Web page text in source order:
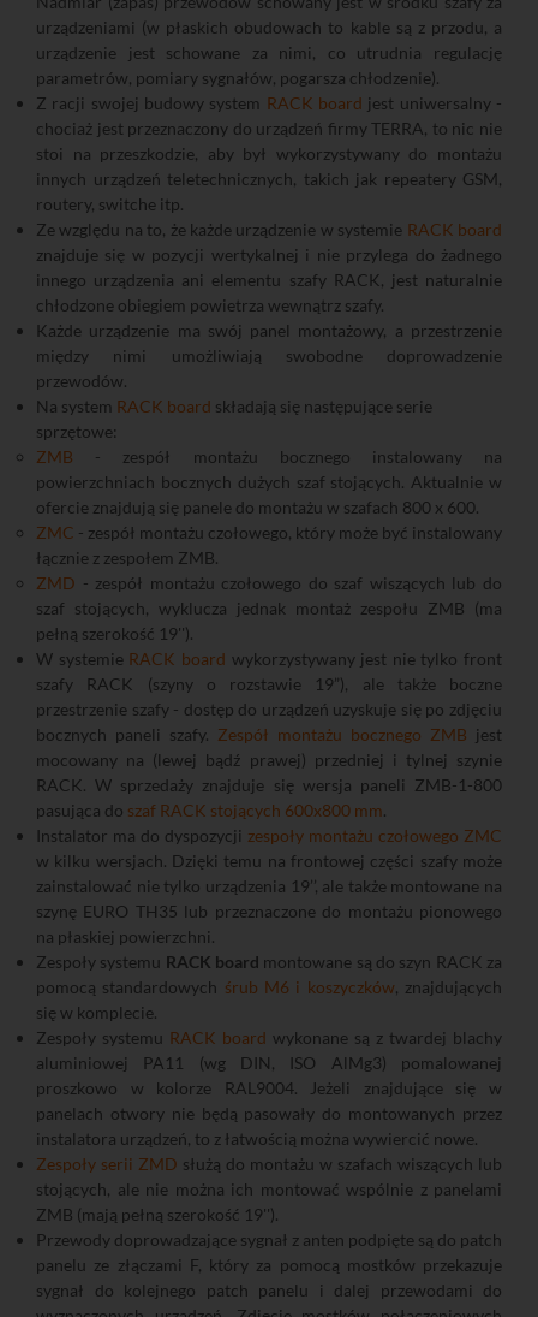
urządzeniami (w płaskich obudowach to kable są z przodu, a
urządzenie jest schowane za nimi, co utrudnia regulację
parametrów, pomiary sygnałów, pogarsza chłodzenie).
Z racji swojej budowy system RACK board jest uniwersalny -
chociaż jest przeznaczony do urządzeń firmy TERRA, to nic nie
stoi na przeszkodzie, aby był wykorzystywany do montażu
innych urządzeń teletechnicznych, takich jak repeatery GSM,
routery, switche itp.
Ze względu na to, że każde urządzenie w systemie RACK board
znajduje się w pozycji wertykalnej i nie przylega do żadnego
innego urządzenia ani elementu szafy RACK, jest naturalnie
chłodzone obiegiem powietrza wewnątrz szafy.
Każde urządzenie ma swój panel montażowy, a przestrzenie
między nimi umożliwiają swobodne doprowadzenie
przewodów.
Na system RACK board składają się następujące serie
sprzętowe:
ZMB - zespół montażu bocznego instalowany na
powierzchniach bocznych dużych szaf stojących. Aktualnie w
ofercie znajdują się panele do montażu w szafach 800 x 600.
ZMC - zespół montażu czołowego, który może być instalowany
łącznie z zespołem ZMB.
ZMD - zespół montażu czołowego do szaf wiszących lub do
szaf stojących, wyklucza jednak montaż zespołu ZMB (ma
pełną szerokość 19'').
W systemie RACK board wykorzystywany jest nie tylko front
szafy RACK (szyny o rozstawie 19”), ale także boczne
przestrzenie szafy - dostęp do urządzeń uzyskuje się po zdjęciu
bocznych paneli szafy. Zespół montażu bocznego ZMB jest
mocowany na (lewej bądź prawej) przedniej i tylnej szynie
RACK. W sprzedaży znajduje się wersja paneli ZMB-1-800
pasująca do szaf RACK stojących 600x800 mm.
Instalator ma do dyspozycji zespoły montażu czołowego ZMC
w kilku wersjach. Dzięki temu na frontowej części szafy może
zainstalować nie tylko urządzenia 19’’, ale także montowane na
szynę EURO TH35 lub przeznaczone do montażu pionowego
na płaskiej powierzchni.
Zespoły systemu RACK board montowane są do szyn RACK za
pomocą standardowych śrub M6 i koszyczków, znajdujących
się w komplecie.
Zespoły systemu RACK board wykonane są z twardej blachy
aluminiowej PA11 (wg DIN, ISO AlMg3) pomalowanej
proszkowo w kolorze RAL9004. Jeżeli znajdujące się w
panelach otwory nie będą pasowały do montowanych przez
instalatora urządzeń, to z łatwością można wywiercić nowe.
Zespoły serii ZMD służą do montażu w szafach wiszących lub
stojących, ale nie można ich montować wspólnie z panelami
ZMB (mają pełną szerokość 19'').
Przewody doprowadzające sygnał z anten podpięte są do patch
panelu ze złączami F, który za pomocą mostków przekazuje
sygnał do kolejnego patch panelu i dalej przewodami do